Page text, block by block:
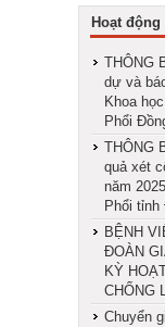
Hoạt động
THÔNG
dự và
Khoa
Phổi
THÔNG
quả xét
năm
Phổi tỉnh
BỆNH
ĐOÀN
KỲ
CHỐNG
Chuyển